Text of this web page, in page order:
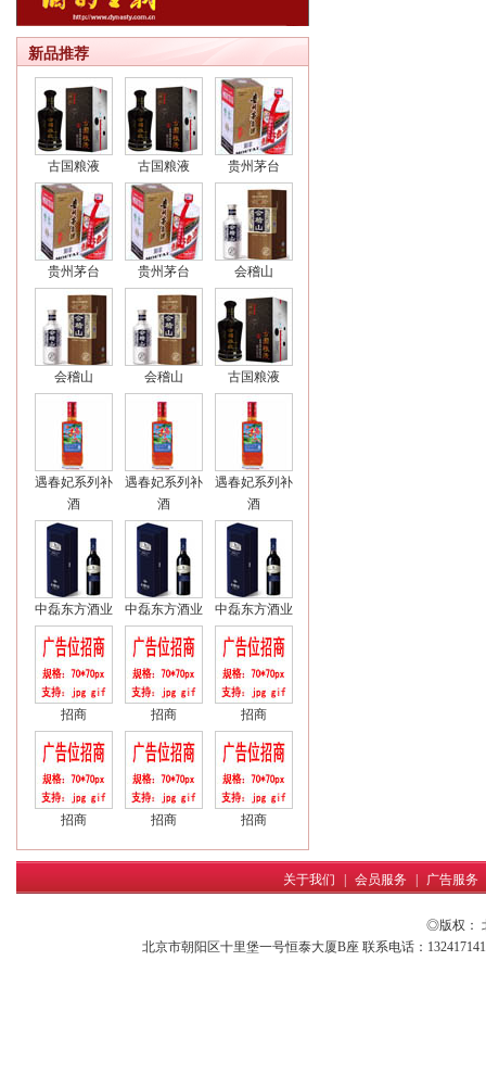
新品推荐
古国粮液 古国粮液 贵州茅台
贵州茅台 贵州茅台 会稽山
会稽山 会稽山 古国粮液
遇春妃系列补
酒
遇春妃系列补
酒
遇春妃系列补
酒
中磊东方酒业 中磊东方酒业 中磊东方酒业
招商 招商 招商
招商 招商 招商
关于我们 会员服务 广告服务
◎版权：
北京市朝阳区十里堡一号恒泰大厦B座 联系电话：